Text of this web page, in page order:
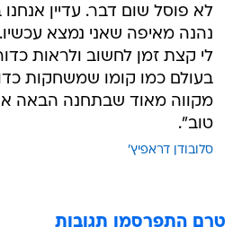
לא פוסל שום דבר. עדיין אנחנו
נהנה מאיפה שאני נמצא
לי קצת זמן לחשוב ולראות
בעולם כמו קומו שמשחקות
מקווה מאוד שבתחנה הבאה
טוב".
סלובודן דראפיץ'
טרם התפרסמו תגובות